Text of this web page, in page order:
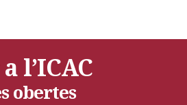
l’ICAC
obertes